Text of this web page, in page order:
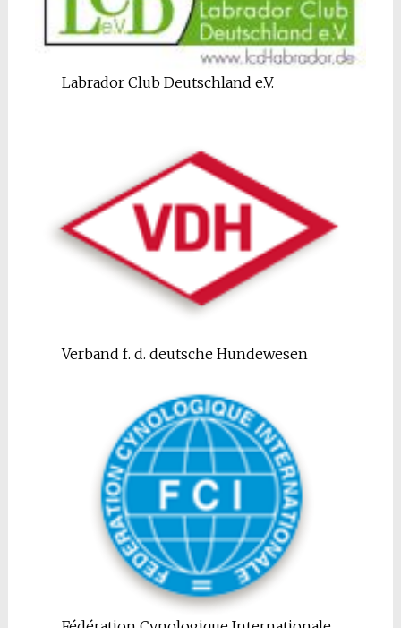
Labrador Club Deutschland e.V.
Verband f. d. deutsche Hundewesen